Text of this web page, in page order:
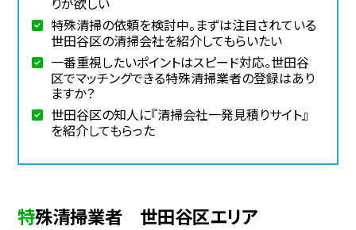
特殊清掃の依頼を検討中。まずは注目されている
世田谷区の清掃会社を紹介してもらいたい
一番重視したいポイントはスピード対応。世田谷
区でマッチングできる特殊清掃業者の登録はあり
ますか？
世田谷区の知人に『清掃会社一発見積りサイト』
を紹介してもらった
特殊清掃業者 世田谷区エリア